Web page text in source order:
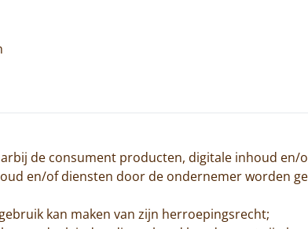
de consument producten, digitale inhoud
en/of diensten door de ondernemer worden
kan maken van zijn herroepingsrecht;